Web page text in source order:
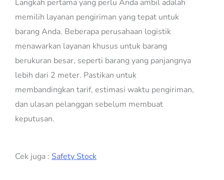
Langkah pertama yang perlu Anda ambil adalah
memilih layanan pengiriman yang tepat untuk
barang Anda. Beberapa perusahaan logistik
menawarkan layanan khusus untuk barang
berukuran besar, seperti barang yang panjangnya
lebih dari 2 meter. Pastikan untuk
membandingkan tarif, estimasi waktu pengiriman,
dan ulasan pelanggan sebelum membuat
keputusan.
Cek juga : Safety Stock